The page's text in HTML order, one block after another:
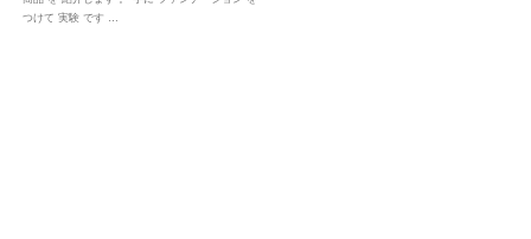
つけて 実験 です …